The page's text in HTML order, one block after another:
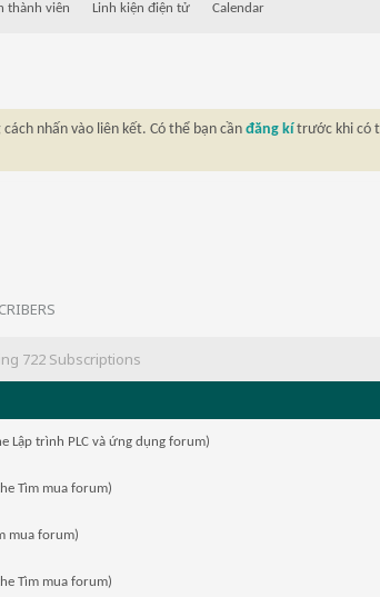
thành viên Linh kiện điện tử Calendar
cách nhấn vào liên kết. Có thể bạn cần đăng kí trước khi có
722 Subscriptions
Lập trình PLC và ứng dụng forum)
Tìm mua forum)
mua forum)
Tìm mua forum)